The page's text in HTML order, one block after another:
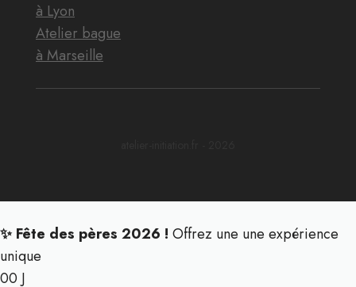
à Lyon
Atelier bague
à Marseille
✨ Fête des pères 2026 ! Offrez une une expérience
unique
00 J